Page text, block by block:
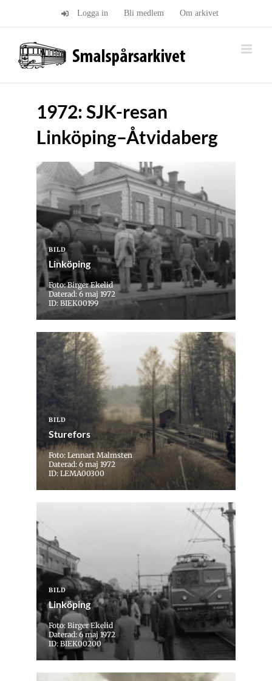
Logga in Bli medlem Om arkivet
1972: SJK-resan
Linköping–Åtvidaberg
BILD
Linköping
Foto: Birger Ekelid
Daterad: 6 maj 1972
ID: BIEK00199
BILD
Sturefors
Foto: Lennart Malmsten
Daterad: 6 maj 1972
ID: LEMA00300
BILD
Linköping
Foto: Birger Ekelid
Daterad: 6 maj 1972
ID: BIEK00200